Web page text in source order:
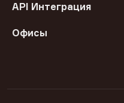
API Интеграция
Офисы